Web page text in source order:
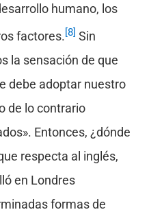
humano, los
factores.[8] Sin
la sensación de que
debe adoptar nuestro
de lo contrario
Entonces, ¿dónde
respecta al inglés,
en Londres
formas de